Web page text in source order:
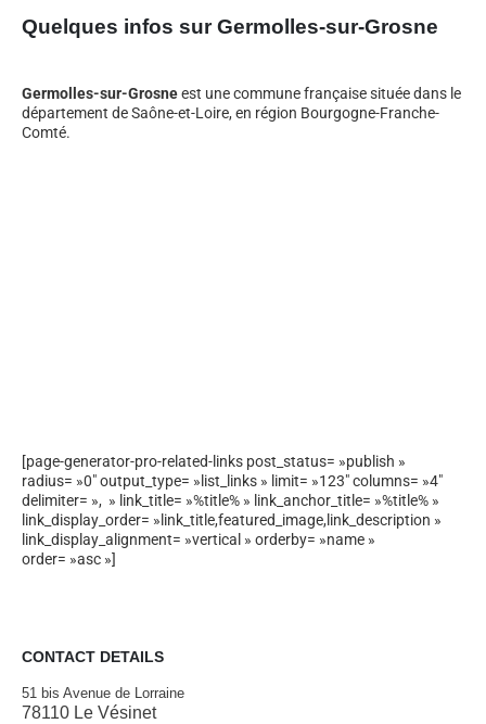
Quelques infos sur Germolles-sur-Grosne
Germolles-sur-Grosneest une commune française située dans le
département de Saône-et-Loire, en région Bourgogne-Franche-
Comté.
[page-generator-pro-related-links post_status= »publish »
radius= »0″ output_type= »list_links » limit= »123″ columns= »4″
delimiter= », » link_title= »%title% » link_anchor_title= »%title% »
link_display_order= »link_title,featured_image,link_description »
link_display_alignment= »vertical » orderby= »name »
order= »asc »]
CONTACT DETAILS
51 bis Avenue de Lorraine
78110 Le Vésinet